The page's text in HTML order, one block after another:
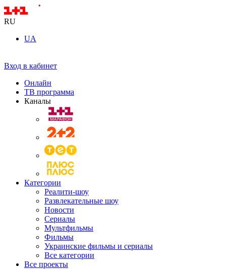
RU
UA
Вход в кабинет
Онлайн
ТВ программа
Каналы
Категории
Реалити-шоу
Развлекательные шоу
Новости
Сериалы
Мультфильмы
Фильмы
Украинские фильмы и сериалы
Все категории
Все проекты